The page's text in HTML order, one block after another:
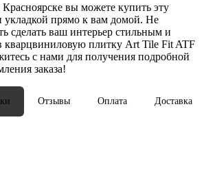
вы можете купить эту
укладкой прямо к вам домой. Не
сделать ваш интерьер стильным и
плитку Art Tile Fit ATF
с нами для получения подробной
заказа!
Отзывы Оплата Доставка